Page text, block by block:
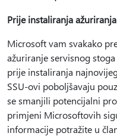
Prije instaliranja ažuriranja
Microsoft vam svakako
ažuriranje servisnog
prije instaliranja
SSU-ovi poboljšavaju
se smanjili potencijalni
primjeni Microsoftovih
informacije potražite u